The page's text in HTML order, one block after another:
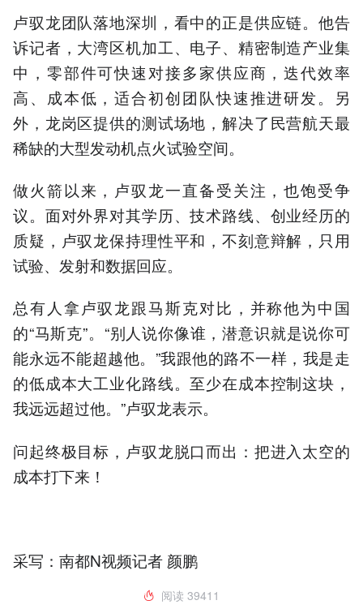
卢驭龙团队落地深圳，看中的正是供应链。他告
诉记者，大湾区机加工、电子、精密制造产业集
中，零部件可快速对接多家供应商，迭代效率
高、成本低，适合初创团队快速推进研发。另
外，龙岗区提供的测试场地，解决了民营航天最
稀缺的大型发动机点火试验空间。
做火箭以来，卢驭龙一直备受关注，也饱受争
议。面对外界对其学历、技术路线、创业经历的
质疑，卢驭龙保持理性平和，不刻意辩解，只用
试验、发射和数据回应。
总有人拿卢驭龙跟马斯克对比，并称他为中国
的“马斯克”。“别人说你像谁，潜意识就是说你可
能永远不能超越他。”我跟他的路不一样，我是走
的低成本大工业化路线。至少在成本控制这块，
我远远超过他。”卢驭龙表示。
问起终极目标，卢驭龙脱口而出：把进入太空的
成本打下来！
采写：南都N视频记者 颜鹏
阅读 39411